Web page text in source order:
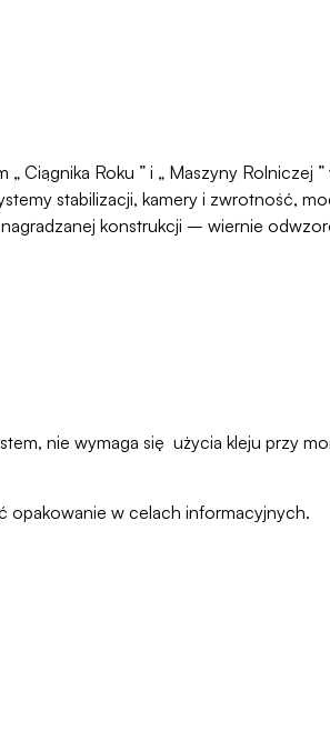
Ciągnika Roku ” i „ Maszyny Rolniczej
stabilizacji, kamery i zwrotność,
konstrukcji – wiernie
nie wymaga się użycia kleju przy
opakowanie w celach informacyjnych.